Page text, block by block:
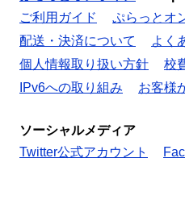
ご利用ガイド
ぷらっとオ
配送・決済について
よく
個人情報取り扱い方針
校
IPv6への取り組み
お客様
ソーシャルメディア
Twitter公式アカウント